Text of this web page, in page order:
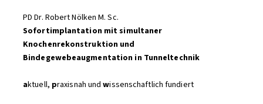
PD Dr. Robert Nölken M. Sc.
Sofortimplantation mit simultaner
Knochenrekonstruktion und
Bindegewebeaugmentation in Tunneltechnik
aktuell, praxisnah undwissenschaftlich fundiert